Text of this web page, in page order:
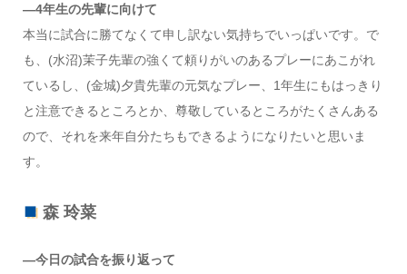
―4年生の先輩に向けて
本当に試合に勝てなくて申し訳ない気持ちでいっぱいです。で
も、(水沼)茉子先輩の強くて頼りがいのあるプレーにあこがれ
ているし、(金城)夕貴先輩の元気なプレー、1年生にもはっきり
と注意できるところとか、尊敬しているところがたくさんある
ので、それを来年自分たちもできるようになりたいと思いま
す。
森 玲菜
―今日の試合を振り返って